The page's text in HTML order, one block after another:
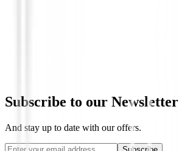
Subscribe to our Newsletter
And stay up to date with our offers.